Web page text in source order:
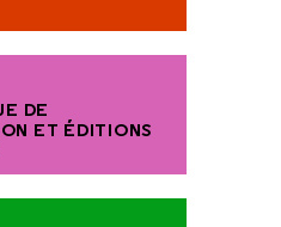
DE
ET ÉDITIONS